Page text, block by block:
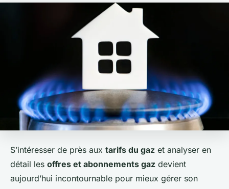
S’intéresser de près aux tarifs du gaz et analyser en
détail les offres et abonnements gaz devient
aujourd’hui incontournable pour mieux gérer son